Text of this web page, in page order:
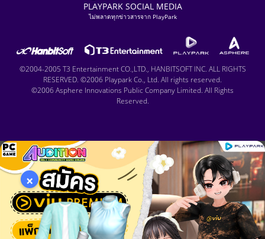
PLAYPARK SOCIAL MEDIA
ไม่พลาดทุกข่าวสารจาก PlayPark
©2004-2005 T3 Entertainment CO.,LTD., HANBITSOFT INC. ALL RIGHTS
RESERVED. ©2006 Playpark Co., Ltd. All rights reserved.
©2006 Asphere Innovations Public Company Limited. All Rights
Reserved.
×